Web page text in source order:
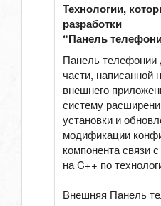
Технологии,
разработки
“Панель
Панель телефонии
части, написанной
внешнего
систему
установки и
модификации
компонента связи
на C++ по
Внешняя Панель